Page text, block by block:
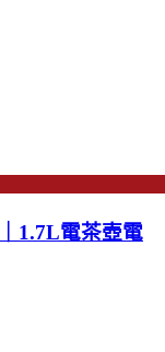
1.7L電茶壺電